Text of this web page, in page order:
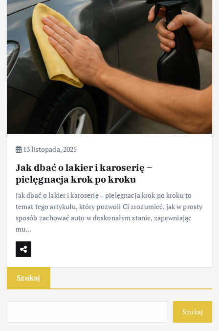
13 listopada, 2025
Jak dbać o lakier i karoserię –
pielęgnacja krok po kroku
Jak dbać o lakier i karoserię – pielęgnacja krok po kroku to
temat tego artykułu, który pozwoli Ci zrozumieć, jak w prosty
sposób zachować auto w doskonałym stanie, zapewniając
mu…
Szukaj
Szukaj